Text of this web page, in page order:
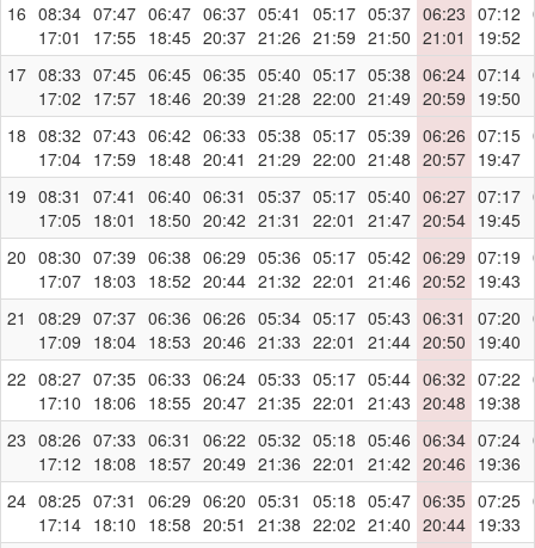
16 08:34
17:01
07:47
17:55
06:47
18:45
06:37
20:37
05:41
21:26
05:17
21:59
05:37
21:50
06:23
21:01
07:12
19:52
17 08:33
17:02
07:45
17:57
06:45
18:46
06:35
20:39
05:40
21:28
05:17
22:00
05:38
21:49
06:24
20:59
07:14
19:50
18 08:32
17:04
07:43
17:59
06:42
18:48
06:33
20:41
05:38
21:29
05:17
22:00
05:39
21:48
06:26
20:57
07:15
19:47
19 08:31
17:05
07:41
18:01
06:40
18:50
06:31
20:42
05:37
21:31
05:17
22:01
05:40
21:47
06:27
20:54
07:17
19:45
20 08:30
17:07
07:39
18:03
06:38
18:52
06:29
20:44
05:36
21:32
05:17
22:01
05:42
21:46
06:29
20:52
07:19
19:43
21
08:29
17:09
07:37
18:04
06:36
18:53
06:26
20:46
05:34
21:33
05:17
22:01
05:43
21:44
06:31
20:50
07:20
19:40
22 08:27
17:10
07:35
18:06
06:33
18:55
06:24
20:47
05:33
21:35
05:17
22:01
05:44
21:43
06:32
20:48
07:22
19:38
23 08:26
17:12
07:33
18:08
06:31
18:57
06:22
20:49
05:32
21:36
05:18
22:01
05:46
21:42
06:34
20:46
07:24
19:36
24 08:25
17:14
07:31
18:10
06:29
18:58
06:20
20:51
05:31
21:38
05:18
22:02
05:47
21:40
06:35
20:44
07:25
19:33